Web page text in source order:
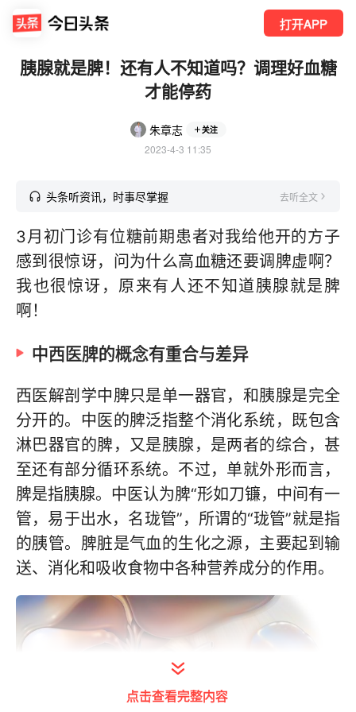
打开APP
胰腺就是脾！还有人不知道吗？调理好血糖
才能停药
朱章志 关注
2023-4-3 11:35
头条听资讯，时事尽掌握 去听全文
3月初门诊有位糖前期患者对我给他开的方子
感到很惊讶，问为什么高血糖还要调脾虚啊？
我也很惊讶，原来有人还不知道胰腺就是脾
啊！
中西医脾的概念有重合与差异
西医解剖学中脾只是单一器官，和胰腺是完全
分开的。中医的脾泛指整个消化系统，既包含
淋巴器官的脾，又是胰腺，是两者的综合，甚
至还有部分循环系统。不过，单就外形而言，
脾是指胰腺。中医认为脾“形如刀镰，中间有一
管，易于出水，名珑管”，所谓的“珑管”就是指
的胰管。脾脏是气血的生化之源，主要起到输
送、消化和吸收食物中各种营养成分的作用。
点击查看完整内容